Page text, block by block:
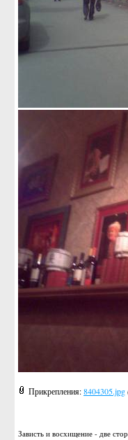
Прикрепления:8404305.jpg
Зависть и восхищение - две